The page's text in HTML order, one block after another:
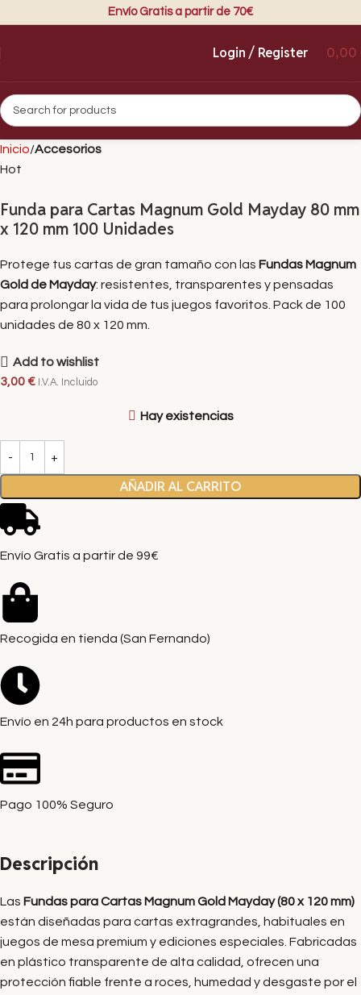
Envío Gratis a partir de 70€
Login / Register 0,00
Inicio Accesorios
Hot
Funda para Cartas Magnum Gold Mayday 80 mm
x 120 mm 100 Unidades
Protege tus cartas de gran tamaño con las Fundas Magnum
Gold de Mayday: resistentes, transparentes y pensadas
para prolongar la vida de tus juegos favoritos. Pack de 100
unidades de 80 x 120 mm.
Add to wishlist
3,00€ I.V.A. Incluido
Hay existencias
AÑADIR AL CARRITO
Envío Gratis a partir de 99€
Recogida en tienda (San Fernando)
Envío en 24h para productos en stock
Pago 100% Seguro
Descripción
Las Fundas para Cartas Magnum Gold Mayday (80 x 120 mm)
están diseñadas para cartas extragrandes, habituales en
juegos de mesa premium y ediciones especiales. Fabricadas
en plástico transparente de alta calidad, ofrecen una
protección fiable frente a roces, humedad y desgaste por el